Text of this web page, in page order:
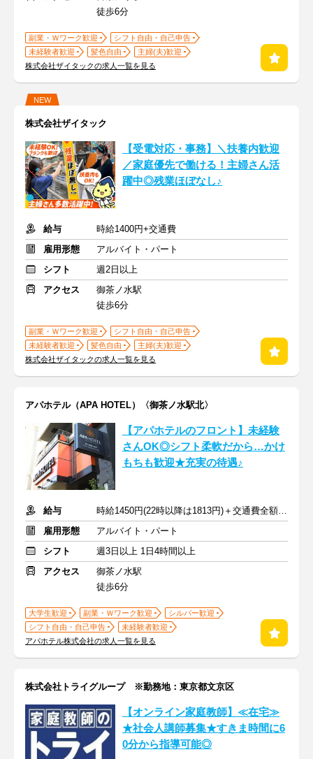
徒歩6分
副業・Ｗワーク歓迎
シフト自由・自己申告
未経験者歓迎
髪色自由
主婦(夫)歓迎
株式会社ザイタックの求人一覧を見る
NEW
株式会社ザイタック
【受電対応・事務】＼扶養内歓迎
／家庭優先で働ける！主婦さん活
躍中◎残業ほぼなし♪
給与
時給1400円+交通費
雇用形態
アルバイト・パート
シフト
週2日以上
アクセス
御茶ノ水駅
徒歩6分
副業・Ｗワーク歓迎
シフト自由・自己申告
未経験者歓迎
髪色自由
主婦(夫)歓迎
株式会社ザイタックの求人一覧を見る
アパホテル（APA HOTEL）〈御茶ノ水駅北〉
【アパホテルのフロント】未経験
さんOK◎シフト柔軟だから…かけ
もちも歓迎★充実の待遇♪
給与
時給1450円(22時以降は1813円)＋交通費全額支給
雇用形態
アルバイト・パート
シフト
週3日以上 1日4時間以上
アクセス
御茶ノ水駅
徒歩6分
大学生歓迎 副業・Ｗワーク歓迎
シルバー歓迎
シフト自由・自己申告
未経験者歓迎
アパホテル株式会社の求人一覧を見る
株式会社トライグループ ※勤務地：東京都文京区
【オンライン家庭教師】≪在宅≫
★社会人講師募集★すきま時間に6
0分から指導可能◎